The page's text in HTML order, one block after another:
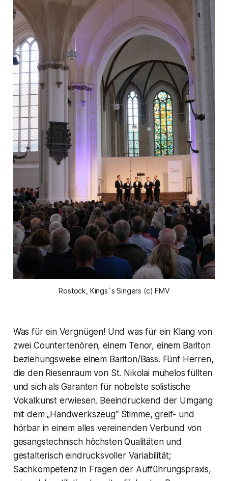
Rostock, Kings`s Singers (c) FMV
Was für ein Vergnügen! Und was für ein Klang von
zwei Countertenören, einem Tenor, einem Bariton
beziehungsweise einem Bariton/Bass. Fünf Herren,
die den Riesenraum von St. Nikolai mühelos füllten
und sich als Garanten für nobelste solistische
Vokalkunst erwiesen. Beeindruckend der Umgang
mit dem „Handwerkszeug“ Stimme, greif- und
hörbar in einem alles vereinenden Verbund von
gesangstechnisch höchsten Qualitäten und
gestalterisch eindrucksvoller Variabilität;
Sachkompetenz in Fragen der Aufführungspraxis,